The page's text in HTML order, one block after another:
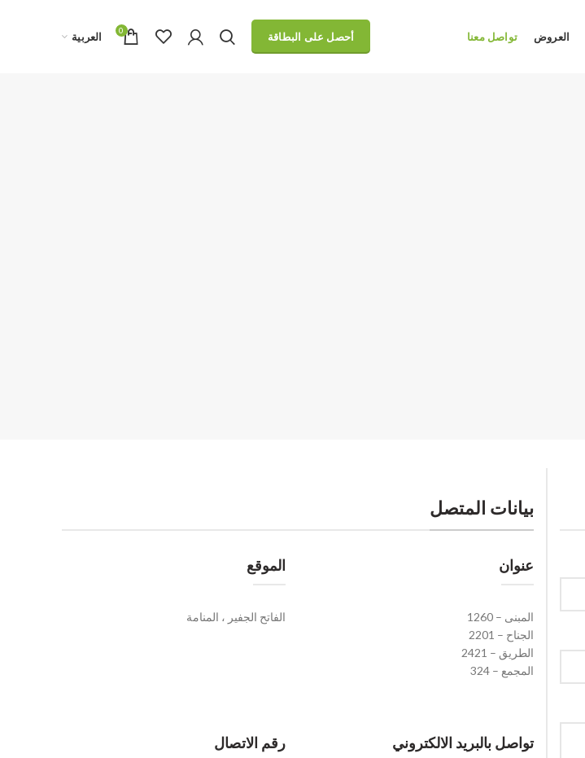
العروض تواصل معنا أحصل على البطاقة 0 العربية
بيانات المتصل
الموقع
الفاتح الجفير ، المنامة
عنوان
المبنى – 1260
الجناح – 2201
الطريق – 2421
المجمع – 324
رقم الاتصال تواصل بالبريد الالكتروني